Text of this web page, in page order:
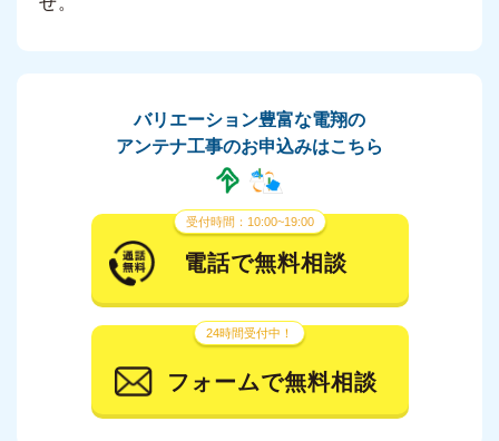
バリエーション豊富な電翔の
アンテナ工事のお申込みはこちら
受付時間：10:00~19:00
電話で無料相談
24時間受付中！
フォームで無料相談